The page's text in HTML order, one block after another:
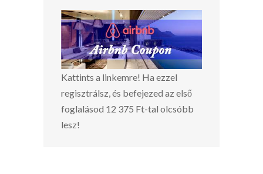
Kattints a linkemre! Ha ezzel
regisztrálsz, és befejezed az első
foglalásod 12 375 Ft-tal olcsóbb
lesz!